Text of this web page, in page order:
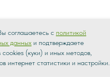
Доставка
соглашаетесь с политикой
данных и подтверждаете
cookies (куки) и иных методов,
интернет статистики и настройки.